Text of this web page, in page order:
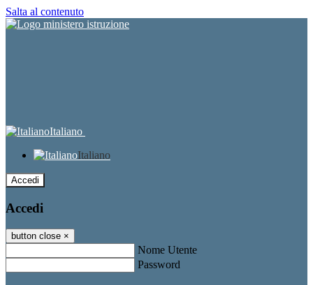
Salta al contenuto
Italiano
Italiano
Accedi
Accedi
button close ×
Nome Utente
Password